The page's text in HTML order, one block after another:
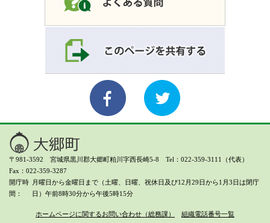
〒981-3592 宮城県黒川郡大郷町粕川字西長崎5-8 Tel：022-359-3111（代表）
Fax：022-359-3287
開庁時
間
月曜日から金曜日まで（土曜、日曜、祝休日及び12月29日から1月3日は閉庁
日） 午前8時30分から午後5時15分
ホームページに関するお問い合わせ（総務課） 組織電話番号一覧